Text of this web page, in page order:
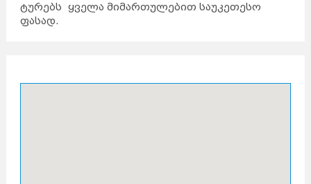
ტურებს ყველა მიმართულებით საუკეთესო
ფასად.